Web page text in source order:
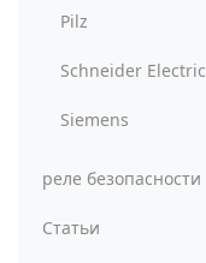
Pilz
Schneider Electric
Siemens
реле безопасности
Статьи